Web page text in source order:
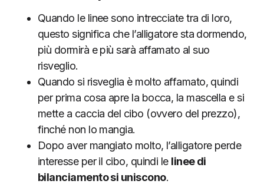
Quando le linee sono intrecciate tra di loro,
questo significa che l’alligatore sta dormendo,
più dormirà e più sarà affamato al suo
risveglio.
Quando si risveglia è molto affamato, quindi
per prima cosa apre la bocca, la mascella e si
mette a caccia del cibo (ovvero del prezzo),
finché non lo mangia.
Dopo aver mangiato molto, l’alligatore perde
interesse per il cibo, quindi le linee di
bilanciamento si uniscono.